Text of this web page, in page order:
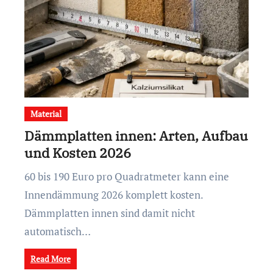
Material
Dämmplatten innen: Arten, Aufbau
und Kosten 2026
60 bis 190 Euro pro Quadratmeter kann eine
Innendämmung 2026 komplett kosten.
Dämmplatten innen sind damit nicht
automatisch…
Read More